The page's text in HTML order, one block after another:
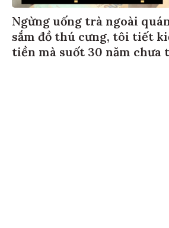
Ngừng uống trà ngoài
sắm đồ thú cưng, tôi tiết
tiền mà suốt 30 năm chưa